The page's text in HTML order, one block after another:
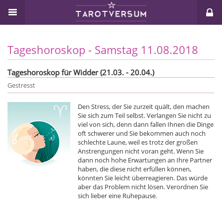
Tageshoroskop - Samstag 11.08.2018
Tageshoroskop für Widder (21.03. - 20.04.)
Gestresst
Den Stress, der Sie zurzeit quält, den machen
Sie sich zum Teil selbst. Verlangen Sie nicht zu
viel von sich, denn dann fallen Ihnen die Dinge
oft schwerer und Sie bekommen auch noch
schlechte Laune, weil es trotz der großen
Anstrengungen nicht voran geht. Wenn Sie
dann noch hohe Erwartungen an Ihre Partner
haben, die diese nicht erfüllen können,
könnten Sie leicht überreagieren. Das würde
aber das Problem nicht lösen. Verordnen Sie
sich lieber eine Ruhepause.